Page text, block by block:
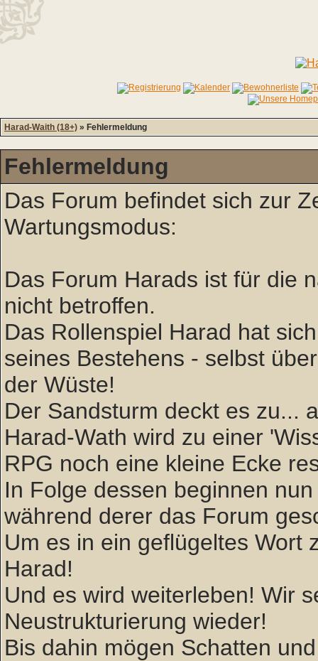
Harad-Waith (18+) » Fehlermeldung
Fehlermeldung
Das Forum befindet sich zur
Wartungsmodus:
Das Forum Harads ist für die
nicht betroffen.
Das Rollenspiel Harad hat
seines Bestehens - selbst
der Wüste!
Der Sandsturm deckt es zu...
Harad-Wath wird zu einer
RPG noch eine kleine Ecke
In Folge dessen beginnen
während derer das Forum
Um es in ein geflügeltes Wort
Harad!
Und es wird weiterleben! Wir
Neustrukturierung wieder!
Bis dahin mögen Schatten